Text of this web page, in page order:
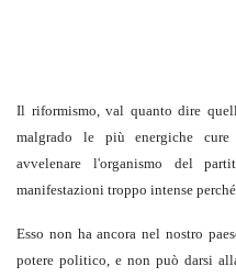
Il riformismo, val quanto dire
malgrado le più energiche
avvelenare l'organismo del
manifestazioni troppo intense
Esso non ha ancora nel nostro
potere politico, e non può darsi